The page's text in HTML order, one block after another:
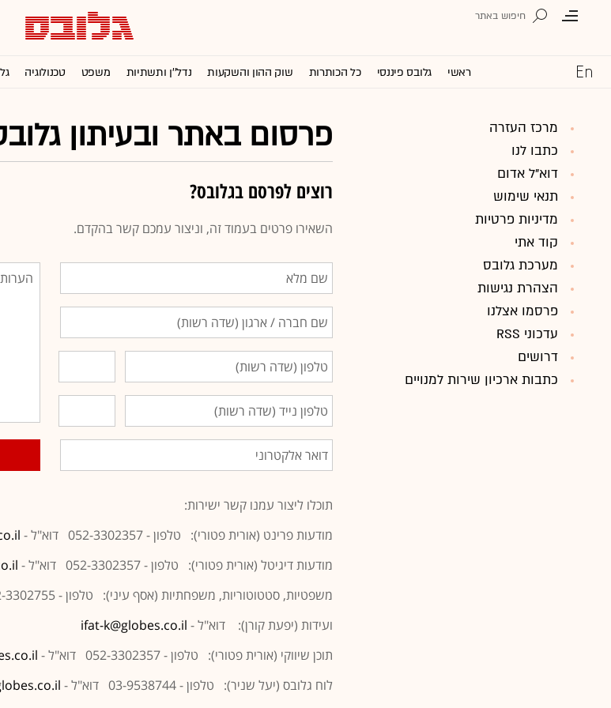
ראשי גלובס פיננסי כל הכותרות שוק ההון והשקעות נדל''ן ותשתיות משפט טכנולוגיה
מרכז העזרה
כתבו לנו
דוא"ל אדום
תנאי שימוש
מדיניות פרטיות
קוד אתי
מערכת גלובס
הצהרת נגישות
פרסמו אצלנו
עדכוני RSS
דרושים
כתבות ארכיון שירות למנויים
פרסום באתר ובעיתון
רוצים לפרסם בגלובס?
השאירו פרטים בעמוד זה, וניצור עמכם קשר בהקדם.
תוכלו ליצור עמנו קשר ישירות:
מודעות פרינט (אורית פטורי): טלפון - 052-3302357 דוא"ל -
מודעות דיגיטל (אורית פטורי): טלפון - 052-3302357 דוא"ל -
משפטיות, סטטוטוריות, משפחתיות (אסף עיני): טלפון - 052-3302755 דוא"ל -
ועידות (יפעת קורן): דוא"ל - ifat-k@globes.co.il
תוכן שיווקי (אורית פטורי): טלפון - 052-3302357 דוא"ל -
לוח גלובס (יעל שניר): טלפון - 03-9538744 דוא"ל -